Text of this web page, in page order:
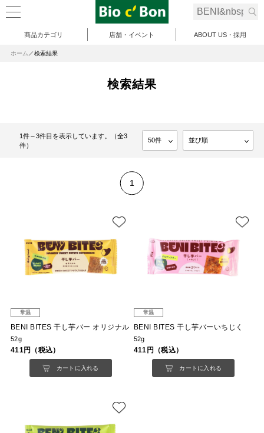
商品カテゴリ 店舗・イベント ABOUT US・採用
ホーム 検索結果
検索結果
1件～3件目を表示しています。（全3
件）
1
常温
BENI BITES 干し芋バー オリジナル
52g
411円（税込）
カートに入れる
常温
BENI BITES 干し芋バーいちじく
52g
411円（税込）
カートに入れる